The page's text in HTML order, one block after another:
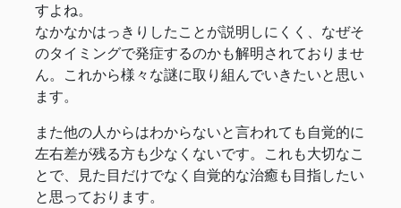
すよね。
なかなかはっきりしたことが説明しにくく、なぜそ
のタイミングで発症するのかも解明されておりませ
ん。これから様々な謎に取り組んでいきたいと思い
ます。
また他の人からはわからないと言われても自覚的に
左右差が残る方も少なくないです。これも大切なこ
とで、見た目だけでなく自覚的な治癒も目指したい
と思っております。